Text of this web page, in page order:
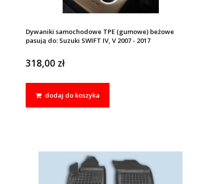
Dywaniki samochodowe TPE (gumowe) beżowe
pasują do: Suzuki SWIFT IV, V 2007 - 2017
318,00 zł
dodaj do koszyka